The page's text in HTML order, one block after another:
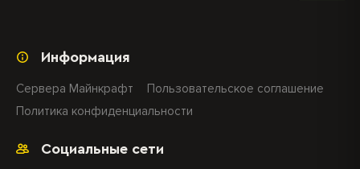
Социальные сети
Информация
Сервера Майнкрафт
Пользовательское соглашение
Политика конфиденциальности